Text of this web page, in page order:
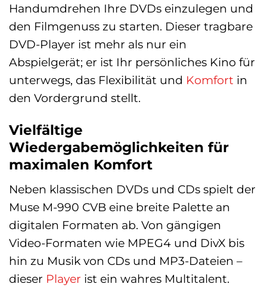
Handumdrehen Ihre DVDs einzulegen und
den Filmgenuss zu starten. Dieser tragbare
DVD-Player ist mehr als nur ein
Abspielgerät; er ist Ihr persönliches Kino für
unterwegs, das Flexibilität und Komfort in
den Vordergrund stellt.
Vielfältige
Wiedergabemöglichkeiten für
maximalen Komfort
Neben klassischen DVDs und CDs spielt der
Muse M-990 CVB eine breite Palette an
digitalen Formaten ab. Von gängigen
Video-Formaten wie MPEG4 und DivX bis
hin zu Musik von CDs und MP3-Dateien –
dieser Player ist ein wahres Multitalent.